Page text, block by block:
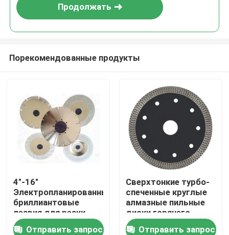
Дом
Продолжать
Порекомендованные продукты
4"-16"
Электропланированные
бриллиантовые
лезвия для резки
стекла / плитки /
Отправить запрос
Сверхтонкие турбо-
спеченные круглые
алмазные пильные
диски горячего
прессования
Отправить запрос